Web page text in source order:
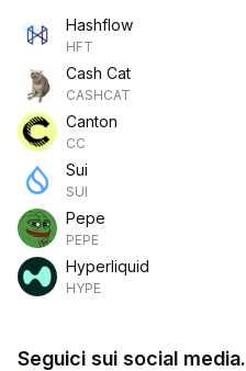
Hashflow
HFT
Cash Cat
CASHCAT
Canton
CC
Sui
SUI
Pepe
PEPE
Hyperliquid
HYPE
Seguici sui social media.